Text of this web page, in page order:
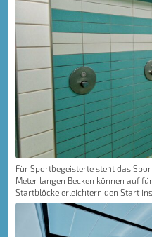
Für Sportbegeisterte steht das
Meter langen Becken können auf
Startblöcke erleichtern den Start